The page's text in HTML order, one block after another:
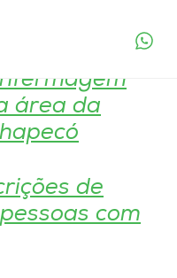
por
área da
de
com